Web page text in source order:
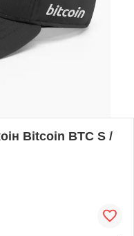
Bitcoin BTC S /